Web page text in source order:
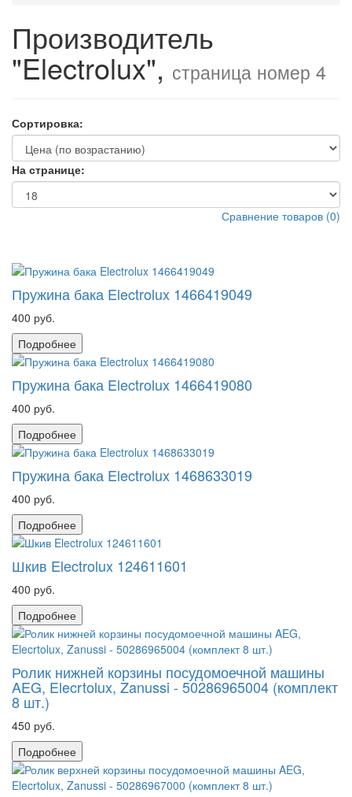
Производитель
"Electrolux", страница номер 4
Сортировка:
На странице:
Сравнение товаров (0)
Пружина бака Electrolux 1466419049
400 руб.
Подробнее
Пружина бака Electrolux 1466419080
400 руб.
Подробнее
Пружина бака Electrolux 1468633019
400 руб.
Подробнее
Шкив Electrolux 124611601
400 руб.
Подробнее
Ролик нижней корзины посудомоечной машины
AEG, Elecrtolux, Zanussi - 50286965004 (комплект
8 шт.)
450 руб.
Подробнее